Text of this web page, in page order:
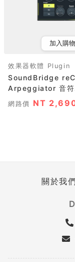
加入購
效果器軟體 Plugin
SoundBridge
Arpeggiator 音
網路價 NT
關於我們